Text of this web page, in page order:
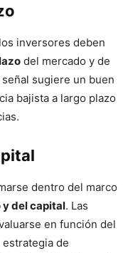
inversores deben
del mercado y de
sugiere un buen
bajista a largo plazo
dentro del marco
del capital. Las
en función del
de